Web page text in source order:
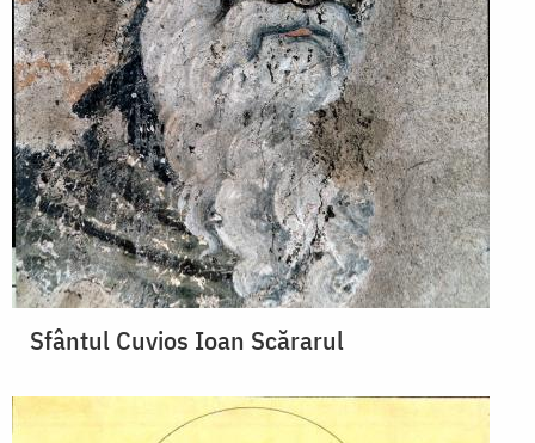
Sfântul Cuvios Ioan Scărarul